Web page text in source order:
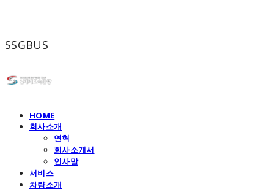
SSGBUS
HOME
회사소개
연혁
회사소개서
인사말
서비스
차량소개